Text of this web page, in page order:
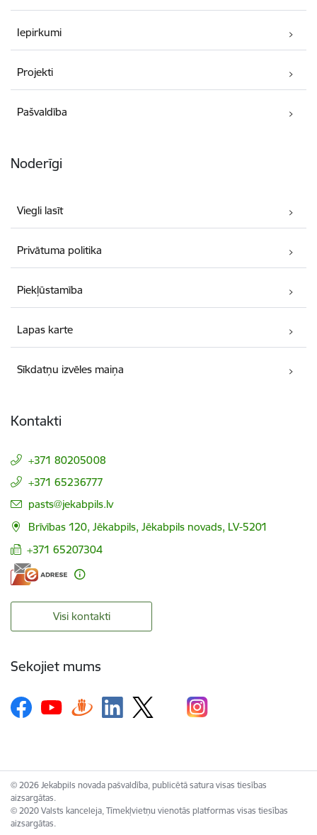
Iepirkumi
Projekti
Pašvaldība
Noderīgi
Viegli lasīt
Privātuma politika
Piekļūstamība
Lapas karte
Sīkdatņu izvēles maiņa
Kontakti
+371 80205008
+371 65236777
E-pasts:
pasts@jekabpils.lv
Brīvības 120, Jēkabpils, Jēkabpils novads, LV-5201
+371 65207304
Visi kontakti
Sekojiet mums
© 2026 Jekabpils novada pašvaldība, publicētā satura visas tiesības
aizsargātas.
© 2020 Valsts kanceleja, Tīmekļvietņu vienotās platformas visas tiesības
aizsargātas.